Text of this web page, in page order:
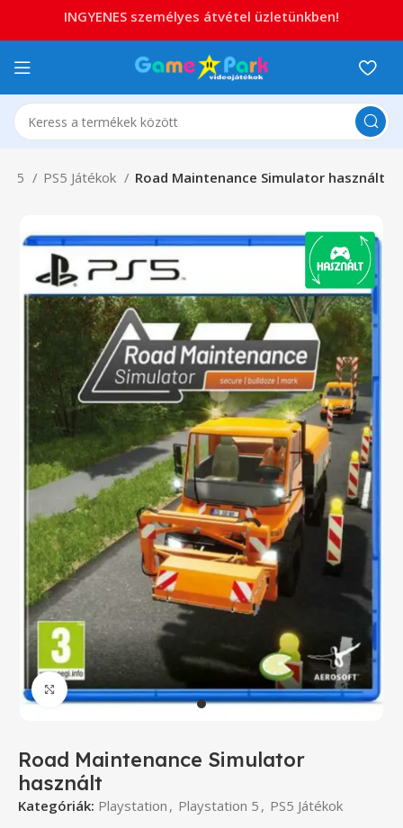
5 PS5 Játékok Road Maintenance Simulator használt
Click to enlarge
Road Maintenance Simulator
használt
Kategóriák: Playstation , Playstation 5 , PS5 Játékok
INGYENES személyes átvétel üzletünkben!